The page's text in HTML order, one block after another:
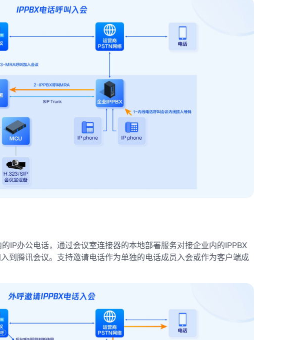
IP办公电话，通过会议室连接器的本地部署服务对接企业内的IPPBX
到腾讯会议。支持邀请电话作为单独的电话成员入会或作为客户端成